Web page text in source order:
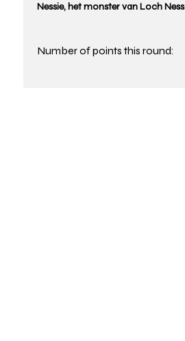
Nessie, het monster van Loch Ness
Number of points this round: